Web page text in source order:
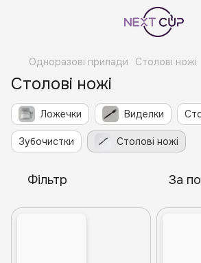
Одноразові прилади Столові ножі
Столові ножі
Ложечки Виделки
Зубочистки Столові ножі
Фільтр За